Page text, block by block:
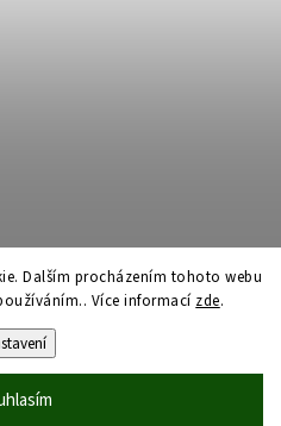
Dalším procházením tohoto webu
Více informací zde.
. Všechna práva vyhrazena.